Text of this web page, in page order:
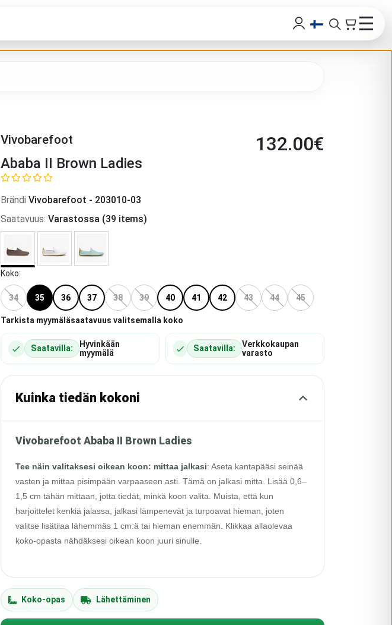
☰
Vivobarefoot 132.00€
Ababa II Brown Ladies
Brändi Vivobarefoot - 203010-03
Saatavuus: Varastossa (39 items)
Koko:
34 35 36 37 38 39 40 41 42 43 44 45
Tarkista myymäläsaatavuus valitsemalla koko
Saatavilla:
Hyvinkään
myymälä
Saatavilla:
Verkkokaupan
varasto
Kuinka tiedän kokoni
Vivobarefoot Ababa II Brown Ladies
Tee näin valitaksesi oikean koon: mittaa jalkasi: Aseta kantapääsi seinää
vasten ja mittaa pisimpään varpaaseen asti. Tämä on jalkasi mitta. Lisää 0,6–
1,5 cm tähän mittaan, jotta tiedät, minkä koon valita. Muista, että kun
harjoittelet kenkiä jalassa, jalkasi lämpenevät ja turpoavat hieman, joten
valitse lisätilaa lähemmäs 1 cm:ä tai hieman enemmän. Klikkaa allaolevaa
koko-opasta nähdäksesi oikean koon juuri sinulle.
Koko-opas Lähettäminen